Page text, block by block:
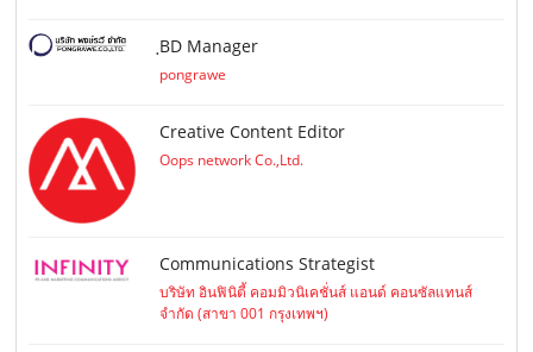
ฺBD Manager
pongrawe
Creative Content Editor
Oops network Co.,Ltd.
Communications Strategist
บริษัท อินฟินิตี้ คอมมิวนิเคชั่นส์ แอนด์ คอนซัลแทนส์
จำกัด (สาขา 001 กรุงเทพฯ)